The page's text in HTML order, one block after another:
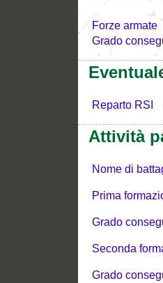
Forze armate
Grado
Reparto RSI
Attività
Nome di
Prima
Grado
Seconda
Grado